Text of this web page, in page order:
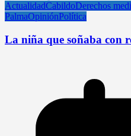
ActualidadCabildoDerechos
PalmaOpiniónPolítica
La niña que soñaba con